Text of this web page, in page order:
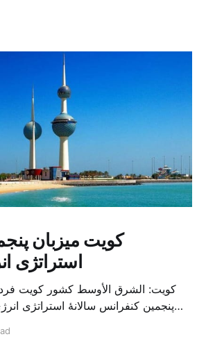
کویت میزبان
استراتژی
کویت: الشرق الأوسط کشور کویت
پنجمین کنفرانس سالانهٔ استراتژی
متخصص از شرکت‌های جهانی نفت و